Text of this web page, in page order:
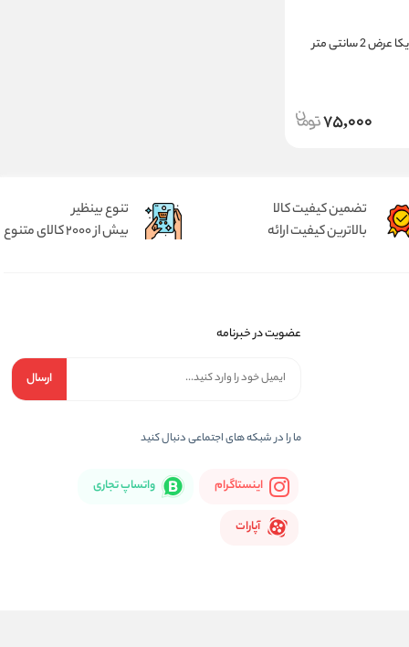
چسب کاغذی اندیکا عرض 2 سانتی متر
75,000
تضمین کیفیت کالا
بالاترین کیفیت ارائه
تنوع بینظیر
بیش از 2000 کالای متنوع
عضویت در خبرنامه
ارسال
ما را در شبكه های اجتماعی دنبال کنید
اینستاگرام واتساپ تجاری
آپارات